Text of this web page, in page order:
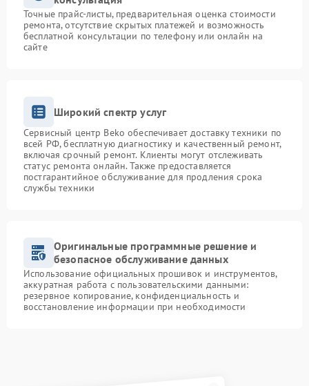
Точные прайс-листы, предварительная оценка стоимости
ремонта, отсутствие скрытых платежей и возможность
бесплатной консультации по телефону или онлайн на
сайте
Широкий спектр услуг
Сервисный центр Beko обеспечивает доставку техники по
всей РФ, бесплатную диагностику и качественный ремонт,
включая срочный ремонт. Клиенты могут отслеживать
статус ремонта онлайн. Также предоставляется
постгарантийное обслуживание для продления срока
службы техники
Оригинальные программные решение и
безопасное обслуживание данных
Использование официальных прошивок и инструментов,
аккуратная работа с пользовательскими данными:
резервное копирование, конфиденциальность и
восстановление информации при необходимости